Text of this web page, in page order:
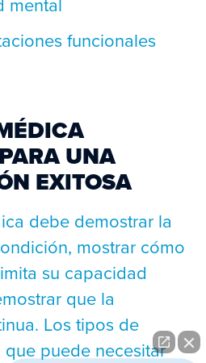
funcionales
UNA
EXITOSA
debe demostrar la
mostrar cómo
su capacidad
que la
Los tipos de
puede necesitar